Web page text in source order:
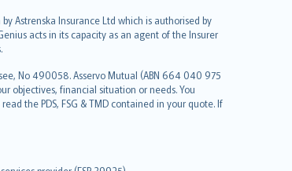
Astrenska Insurance Ltd which is authorised by
acts in its capacity as an agent of the Insurer
No 490058. Asservo Mutual (ABN 664 040 975
objectives, financial situation or needs. You
the PDS, FSG & TMD contained in your quote. If